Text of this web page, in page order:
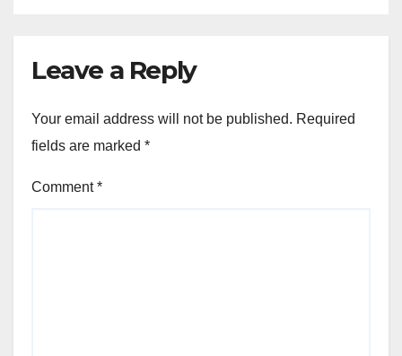
Leave a Reply
Your email address will not be published. Required
fields are marked *
Comment*